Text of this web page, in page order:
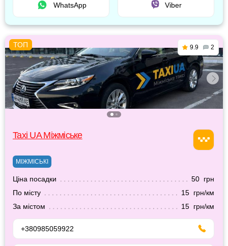
WhatsApp Viber
9.9 2
Taxi UA Міжміське
МІЖМІСЬКІ
Ціна посадки
50 грн
По місту
15 грн/км
За містом
15 грн/км
+380985059922